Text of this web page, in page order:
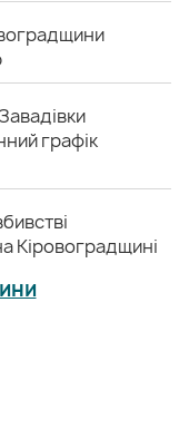
графік
Кіровоградщині